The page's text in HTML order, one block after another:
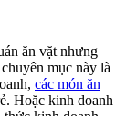
ăn vặt nhưng
mục này là
các món ăn
Hoặc kinh doanh